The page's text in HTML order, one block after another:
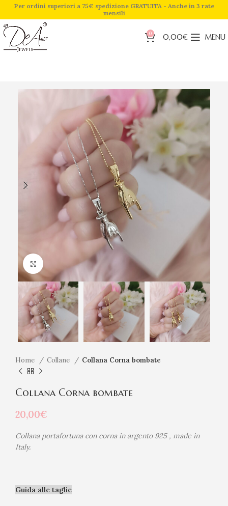
Per ordini superiori a 75€ spedizione GRATUITA - Anche in 3 rate
mensili
0 0,00€ MENU
Click to enlarge
Home Collane Collana Corna bombate
Collana Corna bombate
20,00€
Collana portafortuna con corna in argento 925 , made in
Italy.
Guida alle taglie